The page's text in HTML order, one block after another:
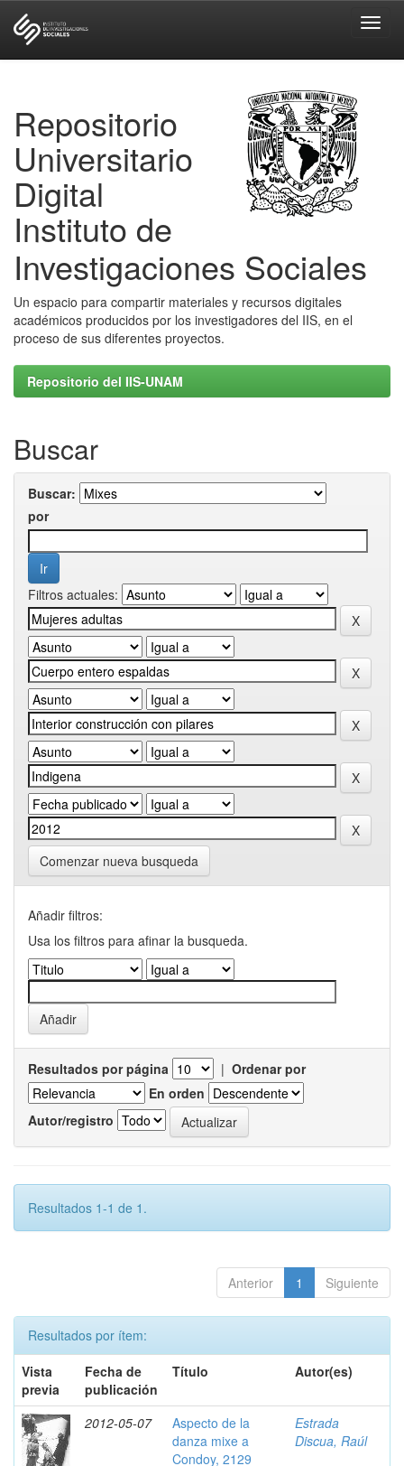
Repositorio
Universitario
Digital
Instituto de
Investigaciones Sociales
Un espacio para compartir materiales y recursos digitales
académicos producidos por los investigadores del IIS, en el
proceso de sus diferentes proyectos.
Repositorio del IIS-UNAM
Buscar
Buscar:
por
Filtros actuales:
Comenzar nueva busqueda
Añadir filtros:
Usa los filtros para afinar la busqueda.
Resultados por página | Ordenar por
En orden
Autor/registro
Resultados 1-1 de 1.
Anterior 1 Siguiente
Resultados por ítem:
Vista
previa
Fecha de
publicación
Título Autor(es)
2012-05-07
Aspecto de la
danza mixe a
Condoy, 2129
Estrada
Discua, Raúl